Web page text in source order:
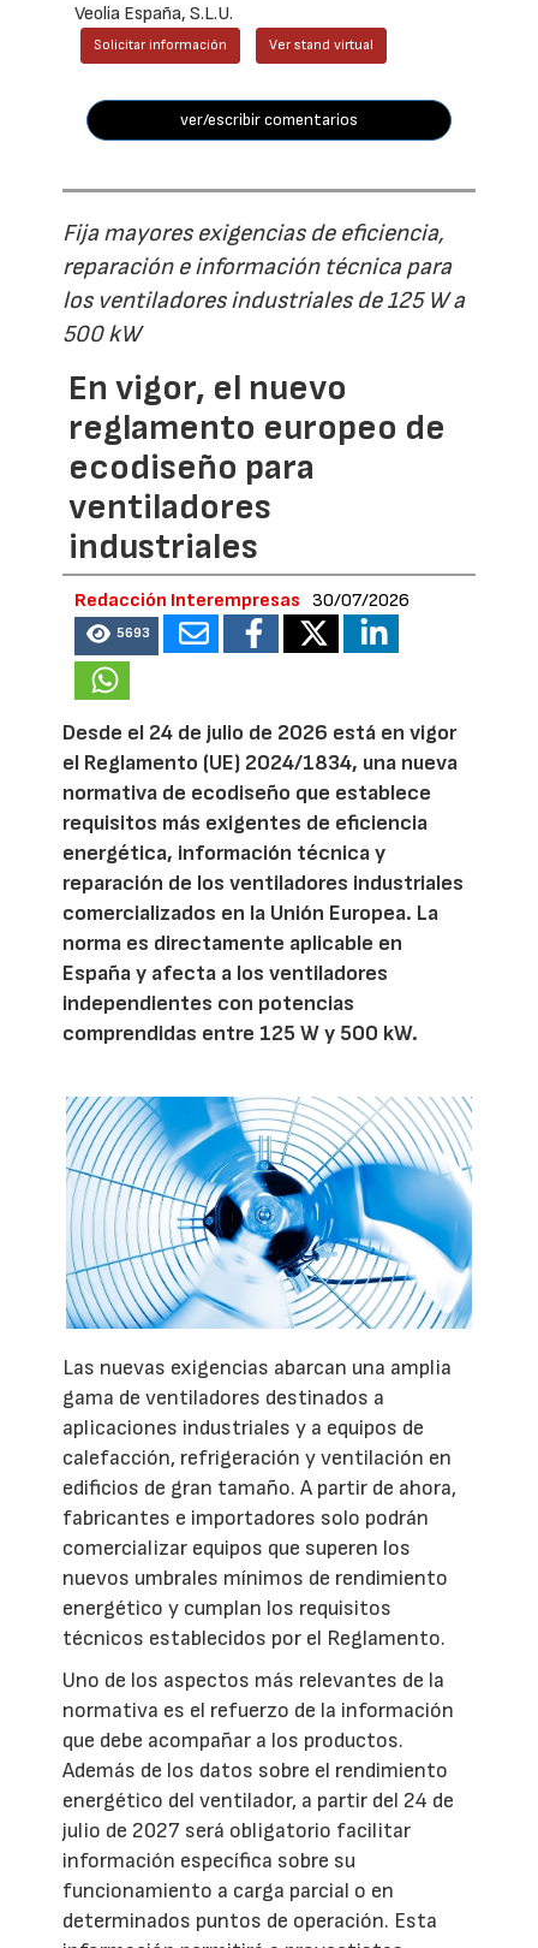
Veolia España, S.L.U.
Solicitar información Ver stand virtual
ver/escribir comentarios
Fija mayores exigencias de eficiencia,
reparación e información técnica para
los ventiladores industriales de 125 W a
500 kW
En vigor, el nuevo
reglamento europeo de
ecodiseño para
ventiladores
industriales
Redacción Interempresas 30/07/2026
5693
Desde el 24 de julio de 2026 está en vigor
el Reglamento (UE) 2024/1834, una nueva
normativa de ecodiseño que establece
requisitos más exigentes de eficiencia
energética, información técnica y
reparación de los ventiladores industriales
comercializados en la Unión Europea. La
norma es directamente aplicable en
España y afecta a los ventiladores
independientes con potencias
comprendidas entre 125 W y 500 kW.
Las nuevas exigencias abarcan una amplia
gama de ventiladores destinados a
aplicaciones industriales y a equipos de
calefacción, refrigeración y ventilación en
edificios de gran tamaño. A partir de ahora,
fabricantes e importadores solo podrán
comercializar equipos que superen los
nuevos umbrales mínimos de rendimiento
energético y cumplan los requisitos
técnicos establecidos por el Reglamento.
Uno de los aspectos más relevantes de la
normativa es el refuerzo de la información
que debe acompañar a los productos.
Además de los datos sobre el rendimiento
energético del ventilador, a partir del 24 de
julio de 2027 será obligatorio facilitar
información específica sobre su
funcionamiento a carga parcial o en
determinados puntos de operación. Esta